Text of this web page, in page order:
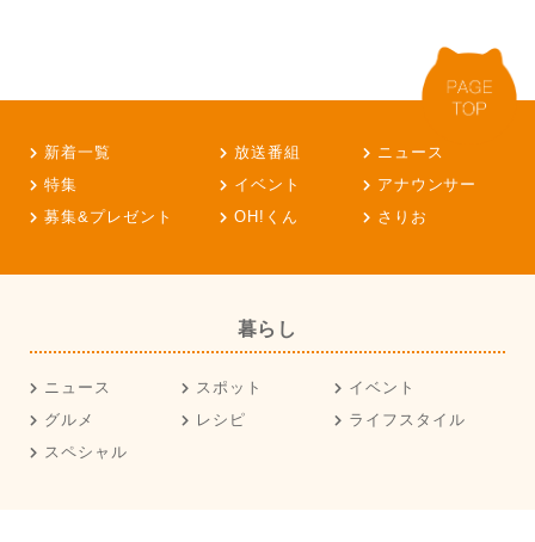
新着一覧 放送番組
ニュース
特集
イベント
アナウンサー
募集&プレゼント
OH!くん さりお
暮らし
ニュース スポット
イベント
グルメ
レシピ
ライフスタイル
スペシャル